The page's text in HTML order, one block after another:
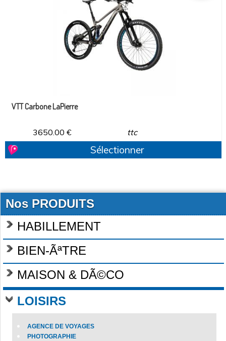
VTT Carbone LaPierre
3650.00 € ttc
Sélectionner
Nos PRODUITS
HABILLEMENT
BIEN-ÃªTRE
MAISON & DÃ©CO
LOISIRS
AGENCE DE VOYAGES
PHOTOGRAPHIE